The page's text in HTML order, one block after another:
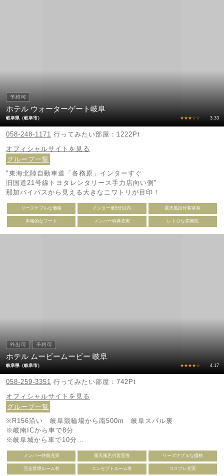
ホテル ウォーターゲート岐阜
岐阜県（岐阜市） ★★★☆☆ 3.33
058-248-1171 行ってみたい部屋：1222Pt
オフィシャルサイトを見る
グループ一覧
"東海北陸自動車道「各務原」インターすぐ
旧国道21号線トヨタレンタリース手力店向い側"
那加バイパスから見える大きなニワトリが目印！
リーズナブルな価格 インター車5分以内 露天風呂付客室有
本格的なフード メンバー特典充実 レトロな雰囲気
ホテル ムービームービー 岐阜
岐阜県（岐阜市） ★★★★☆ 4.17
058-259-3351 行ってみたい部屋：742Pt
オフィシャルサイトを見る
グループ一覧
※R156沿い 岐阜競輪場から南500m 岐阜スバル裏
※岐南ICから車で8分
※岐阜城から車で10分
※世界淡水魚水族館アクア・トトから車で17分
※イオンモール各務原から車で12分
メンバー特典充実 露天風呂付客室有 リーズナブルな価格
完全禁煙ルーム有 コンセプトルーム有 コスプレ充実